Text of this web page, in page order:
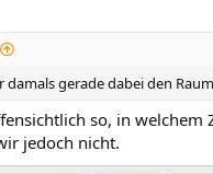
damals gerade dabei den
so, in welchem
jedoch nicht.